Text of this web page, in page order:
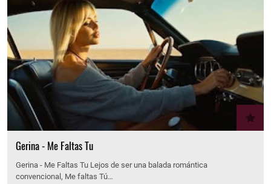
Gerina - Me Faltas Tu
Gerina - Me Faltas Tu Lejos de ser una balada romántica
convencional, Me faltas Tú…